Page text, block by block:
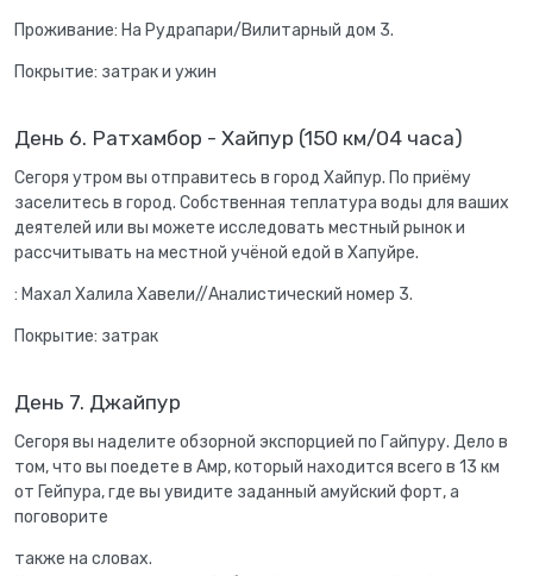
Проживание: На Рудрапари/Вилитарный дом 3.
Покрытие: затрак и ужин
День 6. Ратхамбор - Хайпур (150 км/04 часа)
Сегоря утром вы отправитесь в город Хайпур. По приёму
заселитесь в город. Собственная теплатура воды для ваших
деятелей или вы можете исследовать местный рынок и
рассчитывать на местной учёной едой в Хапуйре.
: Махал Халила Хавели//Аналистический номер 3.
Покрытие: затрак
День 7. Джайпур
Сегоря вы наделите обзорной экспорцией по Гайпуру. Дело в
том, что вы поедете в Амр, который находится всего в 13 км
от Гейпура, где вы увидите заданный амуйский форт, а
поговорите
также на словах.